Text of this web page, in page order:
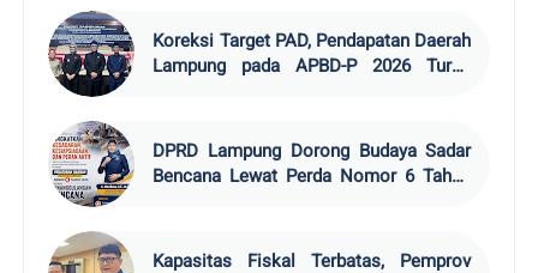
Koreksi Target PAD, Pendapatan Daerah
Lampung pada APBD-P 2026 Turun
DPRD Lampung Dorong Budaya Sadar
Bencana Lewat Perda Nomor 6 Tahun
Kapasitas Fiskal Terbatas, Pemprov